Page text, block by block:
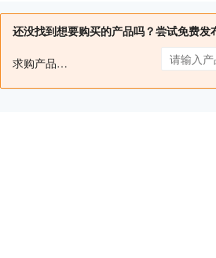
还没找到想要购买的产品吗？尝试免费
求购产品名：